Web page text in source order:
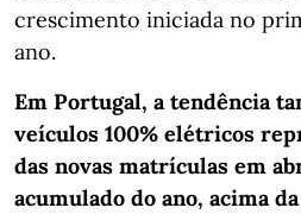
crescimento iniciada no
ano.
Em Portugal, a tendência
veículos 100% elétricos
das novas matrículas em
acumulado do ano, acima